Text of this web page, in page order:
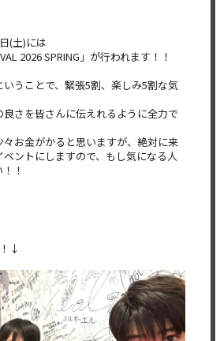
(土)には
2026 SPRING」が行われます！！
うことで、緊張5割、楽しみ5割な気
さを皆さんに伝えれるように全力で
お金がかると思いますが、絶対に来
ントにしますので、もし気になる人
！
↓